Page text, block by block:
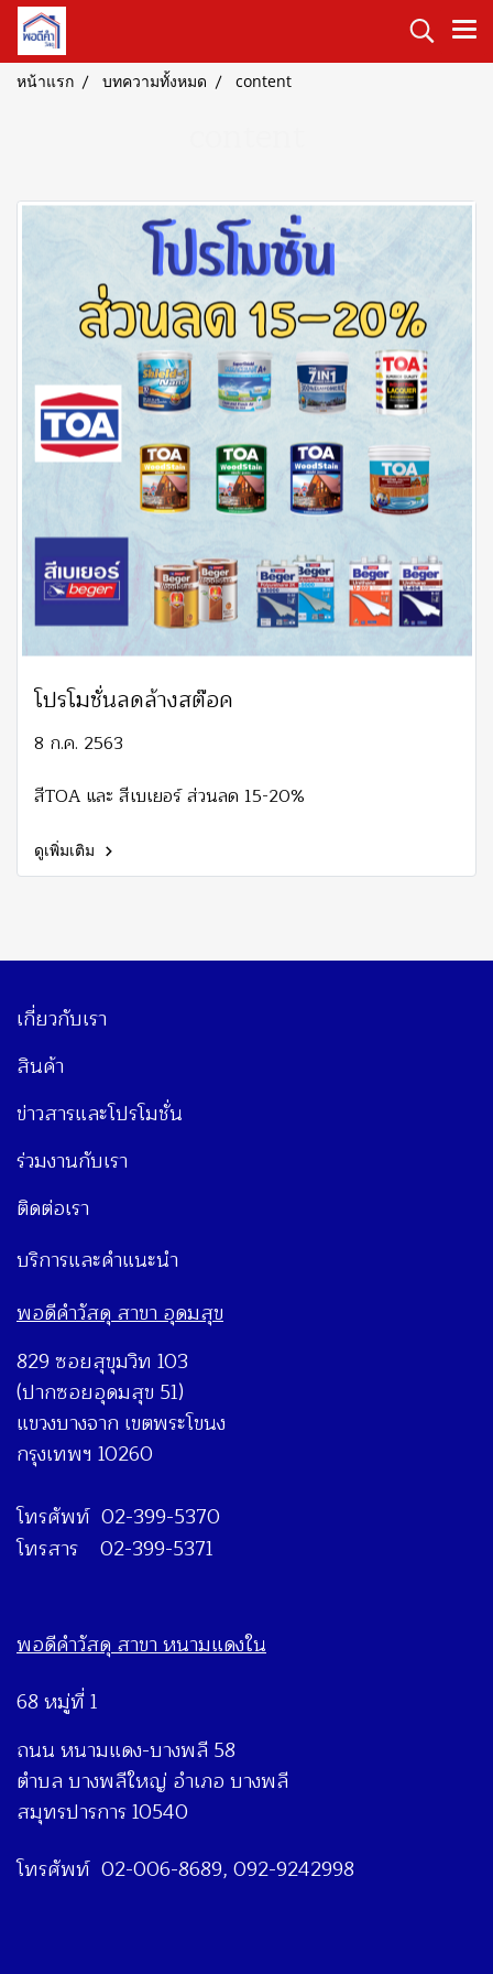
หน้าแรก บทความทั้งหมด content
โปรโมชั่นลดล้างสต๊อค
8 ก.ค. 2563
สีTOA และ สีเบเยอร์ ส่วนลด 15-20%
ดูเพิ่มเติม
เกี่ยวกับเรา
สินค้า
ข่าวสารและโปรโมชั่น
ร่วมงานกับเรา
ติดต่อเรา
บริการและคำแนะนำ
พอดีคำวัสดุ สาขา อุดมสุข
829 ซอยสุขุมวิท 103
(ปากซอยอุดมสุข 51)
แขวงบางจาก เขตพระโขนง
กรุงเทพฯ 10260
โทรศัพท์ 02-399-5370
โทรสาร 02-399-5371
พอดีคำวัสดุ สาขา หนามแดงใน
68 หมู่ที่ 1
ถนน หนามแดง-บางพลี 58
ตำบล บางพลีใหญ่ อำเภอ บางพลี
สมุทรปารการ 10540
โทรศัพท์ 02-006-8689, 092-9242998